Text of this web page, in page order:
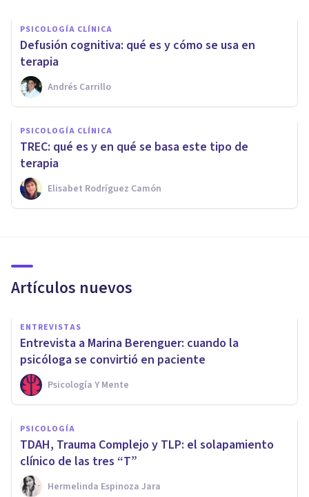
PSICOLOGÍA CLÍNICA
Defusión cognitiva: qué es y cómo se usa en
terapia
Andrés Carrillo
PSICOLOGÍA CLÍNICA
TREC: qué es y en qué se basa este tipo de
terapia
Elisabet Rodríguez Camón
Artículos nuevos
ENTREVISTAS
Entrevista a Marina Berenguer: cuando la
psicóloga se convirtió en paciente
Psicología Y Mente
PSICOLOGÍA
TDAH, Trauma Complejo y TLP: el solapamiento
clínico de las tres “T”
Hermelinda Espinoza Jara